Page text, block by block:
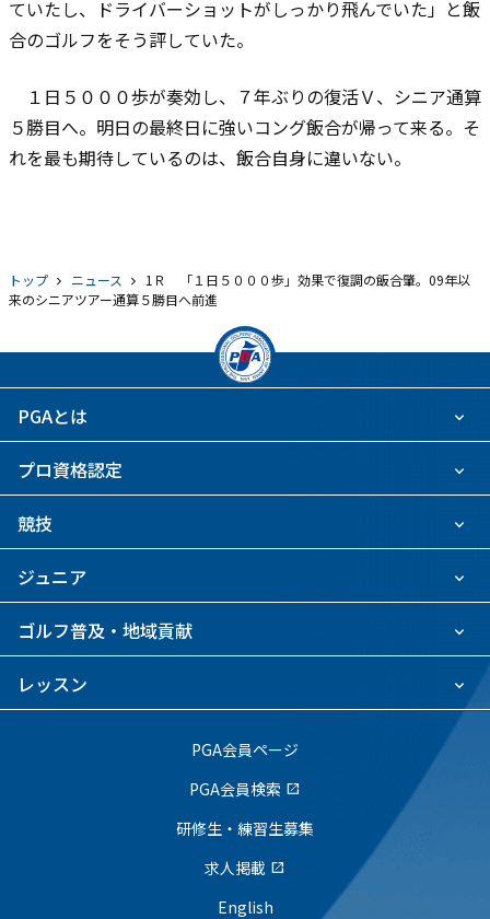
ていたし、ドライバーショットがしっかり飛んでいた」と飯
合のゴルフをそう評していた。
１日５０００歩が奏効し、７年ぶりの復活Ｖ、シニア通算
５勝目へ。明日の最終日に強いコング飯合が帰って来る。そ
れを最も期待しているのは、飯合自身に違いない。
トップ ニュース
1Ｒ 「１日５０００歩」効果で復調の飯合肇。09年以
来のシニアツアー通算５勝目へ前進
PGAとは
プロ資格認定
競技
ジュニア
ゴルフ普及・地域貢献
レッスン
PGA会員ページ
PGA会員検索 open_in_new
研修生・練習生募集
求人掲載 open_in_new
English